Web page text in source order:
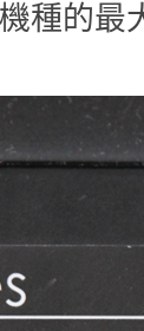
種的最